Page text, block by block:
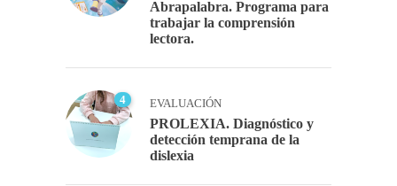
Abrapalabra. Programa para
trabajar la comprensión
lectora.
4 EVALUACIÓN
PROLEXIA. Diagnóstico y
detección temprana de la
dislexia